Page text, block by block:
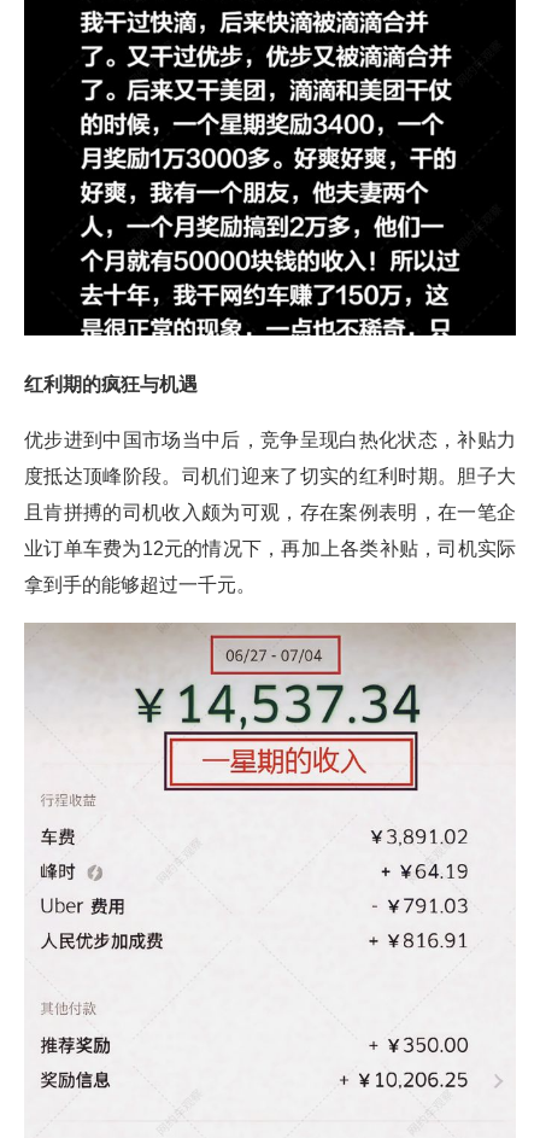
红利期的疯狂与机遇
优步进到中国市场当中后，竞争呈现白热化状态，补贴力
度抵达顶峰阶段。司机们迎来了切实的红利时期。胆子大
且肯拼搏的司机收入颇为可观，存在案例表明，在一笔企
业订单车费为12元的情况下，再加上各类补贴，司机实际
拿到手的能够超过一千元。